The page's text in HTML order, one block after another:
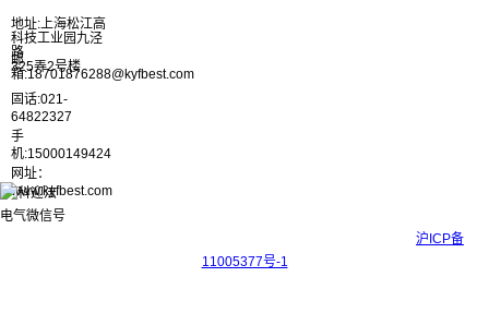
地址:上海松江高
科技工业园九泾
路
325弄2号楼
邮
箱:18701876288@kyfbest.com
固话:021-
64822327
手
机:15000149424
网址：
www.kyfbest.com
沪ICP备
11005377号-1